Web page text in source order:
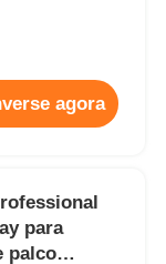
parede de
agora
para
palco